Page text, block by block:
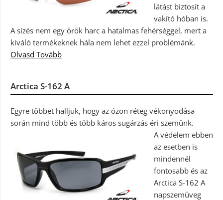
látást biztosít a
vakító hóban is.
A sízés nem egy örök harc a hatalmas fehérséggel, mert a
kiváló termékeknek hála nem lehet ezzel problémánk.
Olvasd Tovább
Arctica S-162 A
Egyre többet halljuk, hogy az ózon réteg vékonyodása
során mind több és több káros sugárzás éri szemünk.
A védelem ebben
az esetben is
mindennél
fontosabb és az
Arctica S-162 A
napszemüveg